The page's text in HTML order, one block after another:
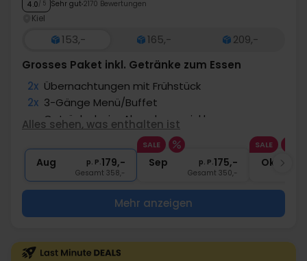
4.0/ 5 Sehr gut 2170 Bewertungen
Kiel
153,- 165,-
209,-
Grosses Paket inkl. Getränke zum Essen
2x Übernachtungen mit Frühstück
2x 3-Gänge Menü/Buffet
∞ Getränke beim Abendessen inkl.
Eintritt in die Erlebnis- & Freizeitwelt
∞ Gratis Internet und Parken
Alles sehen, was enthalten ist
Aug p. P.179,-
Gesamt 358,-
SALE
Sep p. P.175,-
Gesamt 350,-
SALE
Okt
Mehr anzeigen